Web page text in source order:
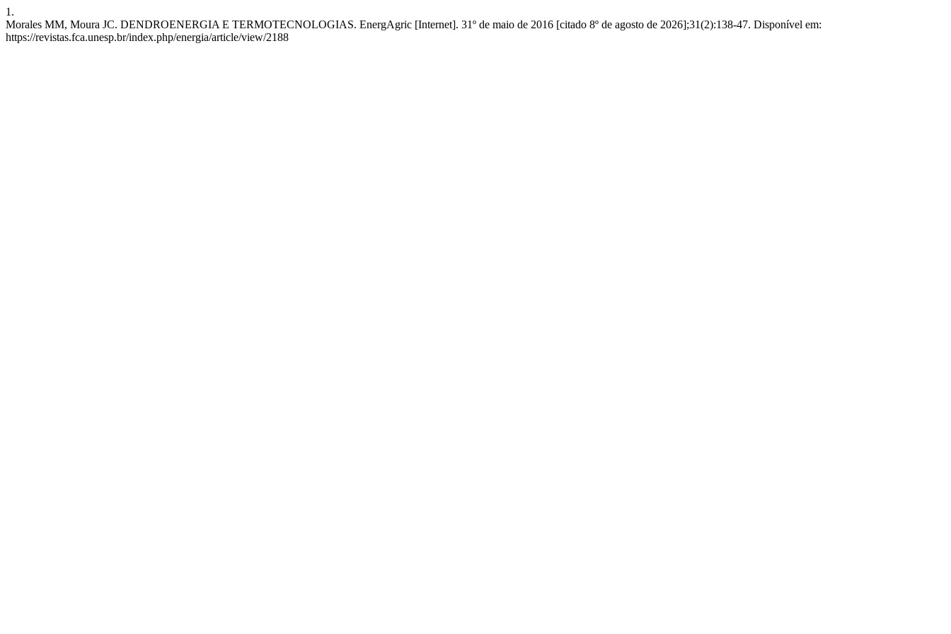
1.
Morales MM, Moura JC. DENDROENERGIA E TERMOTECNOLOGIAS. EnergAgric [Internet]. 31º de maio de 2016 [citado 8º de agosto de 2026];31(2):138-47. Disponível em:
https://revistas.fca.unesp.br/index.php/energia/article/view/2188